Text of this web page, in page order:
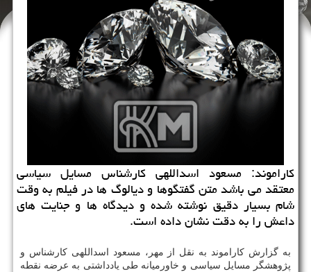
كاراموند: مسعود اسداللهی كارشناس مسایل سیاسی
معتقد می باشد متن گفتگوها و دیالوگ ها در فیلم به وقت
شام بسیار دقیق نوشته شده و دیدگاه ها و جنایت های
داعش را به دقت نشان داده است.
به گزارش كاراموند به نقل از مهر، مسعود اسداللهی كارشناس و
پژوهشگر مسایل سیاسی و خاورمیانه طی یادداشتی به عرضه نقطه